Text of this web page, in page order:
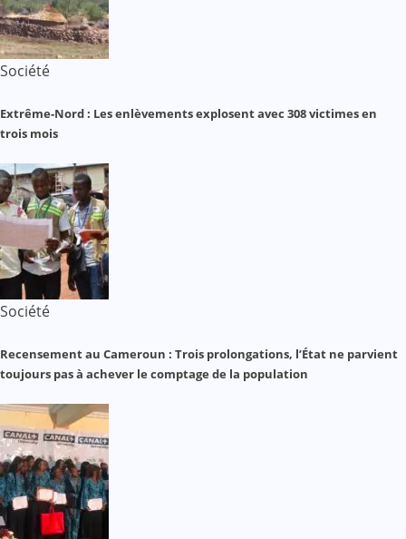
Société
Extrême-Nord : Les enlèvements explosent avec 308 victimes en
trois mois
Société
Recensement au Cameroun : Trois prolongations, l’État ne parvient
toujours pas à achever le comptage de la population